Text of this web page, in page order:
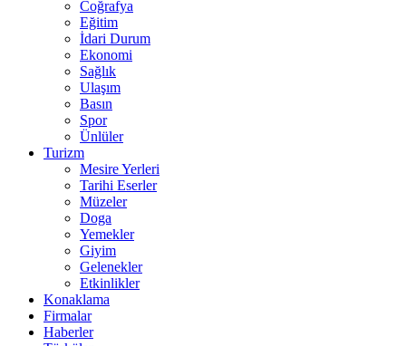
Coğrafya
Eğitim
İdari Durum
Ekonomi
Sağlık
Ulaşım
Basın
Spor
Ünlüler
Turizm
Mesire Yerleri
Tarihi Eserler
Müzeler
Doga
Yemekler
Giyim
Gelenekler
Etkinlikler
Konaklama
Firmalar
Haberler